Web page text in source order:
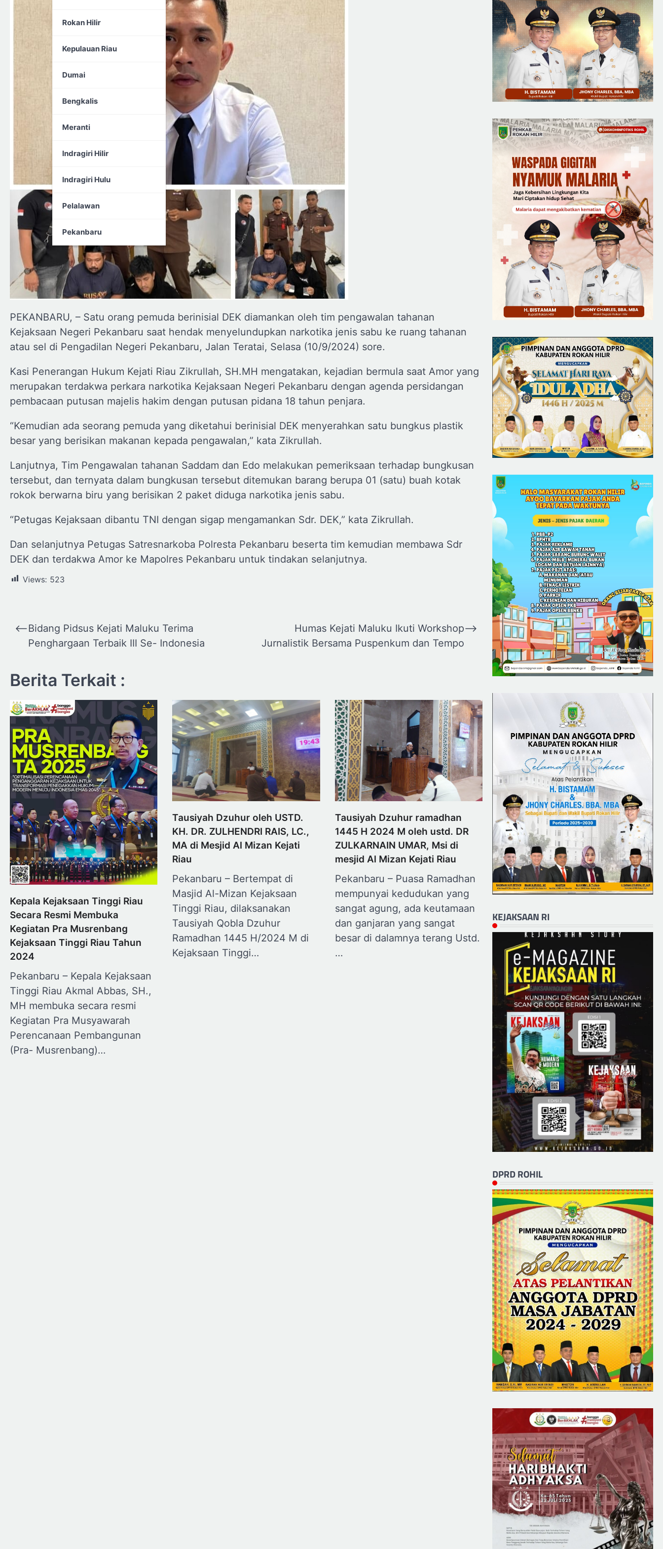
Rokan Hilir
Kepulauan Riau
Dumai
Bengkalis
Meranti
Indragiri Hilir
Indragiri Hulu
Pelalawan
Pekanbaru
PEKANBARU, – Satu orang pemuda berinisial DEK diamankan oleh tim pengawalan tahanan
Kejaksaan Negeri Pekanbaru saat hendak menyelundupkan narkotika jenis sabu ke ruang tahanan
atau sel di Pengadilan Negeri Pekanbaru, Jalan Teratai, Selasa (10/9/2024) sore.
Kasi Penerangan Hukum Kejati Riau Zikrullah, SH.MH mengatakan, kejadian bermula saat Amor yang
merupakan terdakwa perkara narkotika Kejaksaan Negeri Pekanbaru dengan agenda persidangan
pembacaan putusan majelis hakim dengan putusan pidana 18 tahun penjara.
“Kemudian ada seorang pemuda yang diketahui berinisial DEK menyerahkan satu bungkus plastik
besar yang berisikan makanan kepada pengawalan,” kata Zikrullah.
Lanjutnya, Tim Pengawalan tahanan Saddam dan Edo melakukan pemeriksaan terhadap bungkusan
tersebut, dan ternyata dalam bungkusan tersebut ditemukan barang berupa 01 (satu) buah kotak
rokok berwarna biru yang berisikan 2 paket diduga narkotika jenis sabu.
“Petugas Kejaksaan dibantu TNI dengan sigap mengamankan Sdr. DEK,” kata Zikrullah.
Dan selanjutnya Petugas Satresnarkoba Polresta Pekanbaru beserta tim kemudian membawa Sdr
DEK dan terdakwa Amor ke Mapolres Pekanbaru untuk tindakan selanjutnya.
Views: 523
Navigasi
pos
⟵Bidang Pidsus Kejati Maluku Terima
Penghargaan Terbaik III Se- Indonesia
Humas Kejati Maluku Ikuti Workshop
Jurnalistik Bersama Puspenkum dan Tempo
⟶
Berita Terkait :
Kepala Kejaksaan Tinggi Riau
Secara Resmi Membuka
Kegiatan Pra Musrenbang
Kejaksaan Tinggi Riau Tahun
2024
Pekanbaru – Kepala Kejaksaan
Tinggi Riau Akmal Abbas, SH.,
MH membuka secara resmi
Kegiatan Pra Musyawarah
Perencanaan Pembangunan
(Pra- Musrenbang)…
Tausiyah Dzuhur oleh USTD.
KH. DR. ZULHENDRI RAIS, LC.,
MA di Mesjid Al Mizan Kejati
Riau
Pekanbaru – Bertempat di
Masjid Al-Mizan Kejaksaan
Tinggi Riau, dilaksanakan
Tausiyah Qobla Dzuhur
Ramadhan 1445 H/2024 M di
Kejaksaan Tinggi…
Tausiyah Dzuhur ramadhan
1445 H 2024 M oleh ustd. DR
ZULKARNAIN UMAR, Msi di
mesjid Al Mizan Kejati Riau
Pekanbaru – Puasa Ramadhan
mempunyai kedudukan yang
sangat agung, ada keutamaan
dan ganjaran yang sangat
besar di dalamnya terang Ustd.
…
KEJAKSAAN RI
DPRD ROHIL